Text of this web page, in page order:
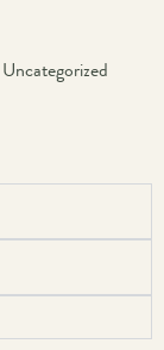
Uncategorized